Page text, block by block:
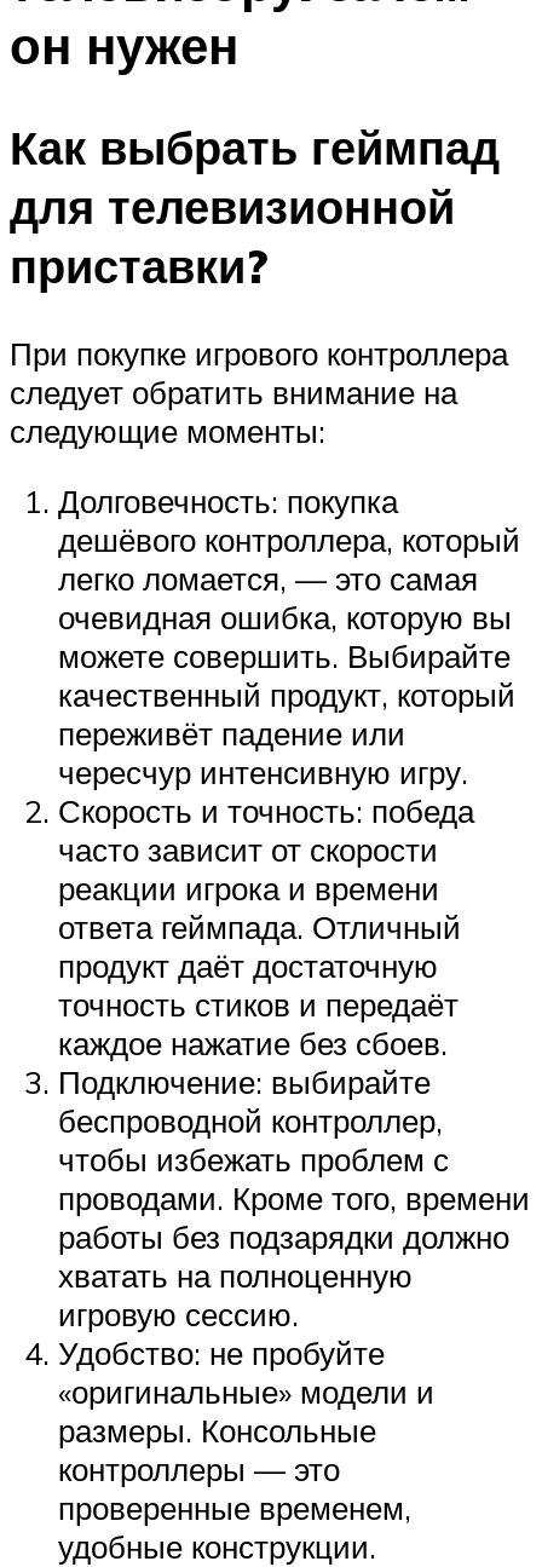
он нужен
Как выбрать геймпад
для телевизионной
приставки?
При покупке игрового контроллера
следует обратить внимание на
следующие моменты:
Долговечность: покупка
дешёвого контроллера, который
легко ломается, — это самая
очевидная ошибка, которую вы
можете совершить. Выбирайте
качественный продукт, который
переживёт падение или
чересчур интенсивную игру.
Скорость и точность: победа
часто зависит от скорости
реакции игрока и времени
ответа геймпада. Отличный
продукт даёт достаточную
точность стиков и передаёт
каждое нажатие без сбоев.
Подключение: выбирайте
беспроводной контроллер,
чтобы избежать проблем с
проводами. Кроме того, времени
работы без подзарядки должно
хватать на полноценную
игровую сессию.
Удобство: не пробуйте
«оригинальные» модели и
размеры. Консольные
контроллеры — это
проверенные временем,
удобные конструкции.